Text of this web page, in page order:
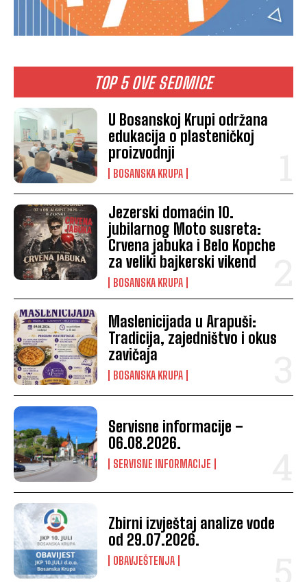
TOP 5 OVE SEDMICE
U Bosanskoj Krupi održana
edukacija o plasteničkoj
proizvodnji
BOSANSKA KRUPA
Jezerski domaćin 10.
jubilarnog Moto susreta:
Crvena jabuka i Belo Kopche
za veliki bajkerski vikend
BOSANSKA KRUPA
Maslenicijada u Arapuši:
Tradicija, zajedništvo i okus
zavičaja
BOSANSKA KRUPA
Servisne informacije –
06.08.2026.
SERVISNE INFORMACIJE
Zbirni izvještaj analize vode
od 29.07.2026.
OBAVJEŠTENJA